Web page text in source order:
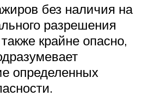
без наличия на
разрешения
крайне опасно,
определенных